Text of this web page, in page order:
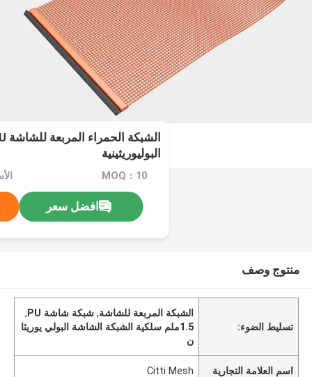
البوليوريثينية
MOQ：10
افضل سعر
منتوج وصف
تسليط الضوء:
الشبكة المربعة للشاشة,شبكة شاشة PU
,
1.5ملم سلكية الشبكة الشاشة البولي يوريثا
ن
اسم العلامة التجارية Citti Mesh